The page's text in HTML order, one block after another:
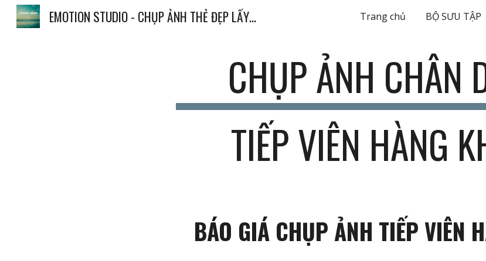
Skip to main content Skip
EMOTION STUDIO - CHỤP ẢNH THẺ ĐẸP LẤY NGAY HÀ NỘI | Hoàn Kiếm | Hai Bà Trưng | Ba Đình | Đống Đa Trang chủ BỘ SƯU TẬP
CHỤP ẢNH CHÂN
TIẾP VIÊN HÀNG
BÁO GIÁ CHỤP ẢNH TIẾP VIÊN